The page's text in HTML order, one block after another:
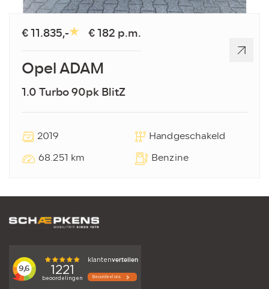
€ 11.835,- € 182 p.m.
Opel ADAM
1.0 Turbo 90pk BlitZ
2019
Handgeschakeld
68.251 km
Benzine